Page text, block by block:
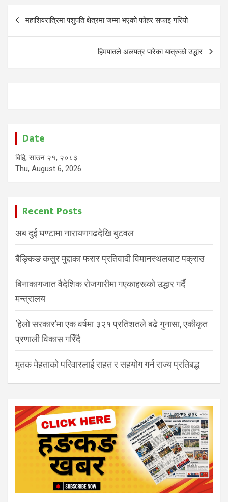
Post
navigation
महाशिवरात्रिमा पशुपति क्षेत्रमा जम्मा भएको फोहर सफाइ गरियो
हिमपातले अलपत्र पारेका यात्रुको उद्धार
Date
बिहि, साउन २१, २०८३
Thu, August 6, 2026
Recent Posts
अब दुई घण्टामा नारायणगढदेखि बुटवल
बैङ्किङ कसुर मुद्दाका फरार प्रतिवादी विमानस्थलबाट पक्राउ
बिनाकागजात वैदेशिक रोजगारीमा गएकाहरूको उद्धार गर्दै
मन्त्रालय
‘हेलो सरकार’मा एक वर्षमा ३२१ प्रतिशतले बढे गुनासा, एकीकृत
प्रणाली विकास गरिँदै
मृतक मेहताको परिवारलाई राहत र सहयोग गर्न राज्य प्रतिबद्ध